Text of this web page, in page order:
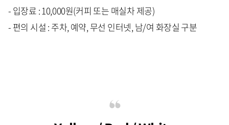
- 입장료 : 10,000원(커피 또는 매실차 제공)
- 편의 시설 : 주차, 예약, 무선 인터넷, 남/여 화장실 구분